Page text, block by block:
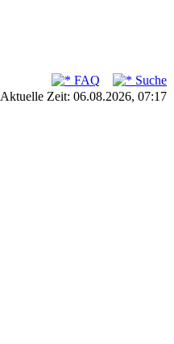
FAQ
Suche
Aktuelle Zeit: 06.08.2026, 07:17